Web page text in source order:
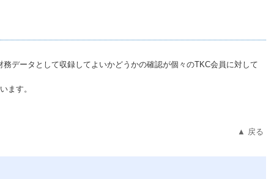
データとして収録してよいかどうかの確認が個々のTKC会員に対して
ます。
▲ 戻る